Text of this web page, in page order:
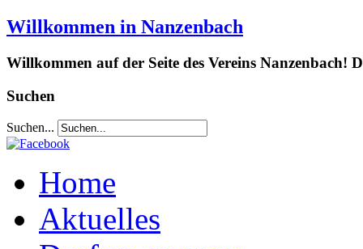
Willkommen in Nanzenbach
Willkommen auf der Seite des Vereins Nanzenbach!
Suchen
Suchen...
Home
Aktuelles